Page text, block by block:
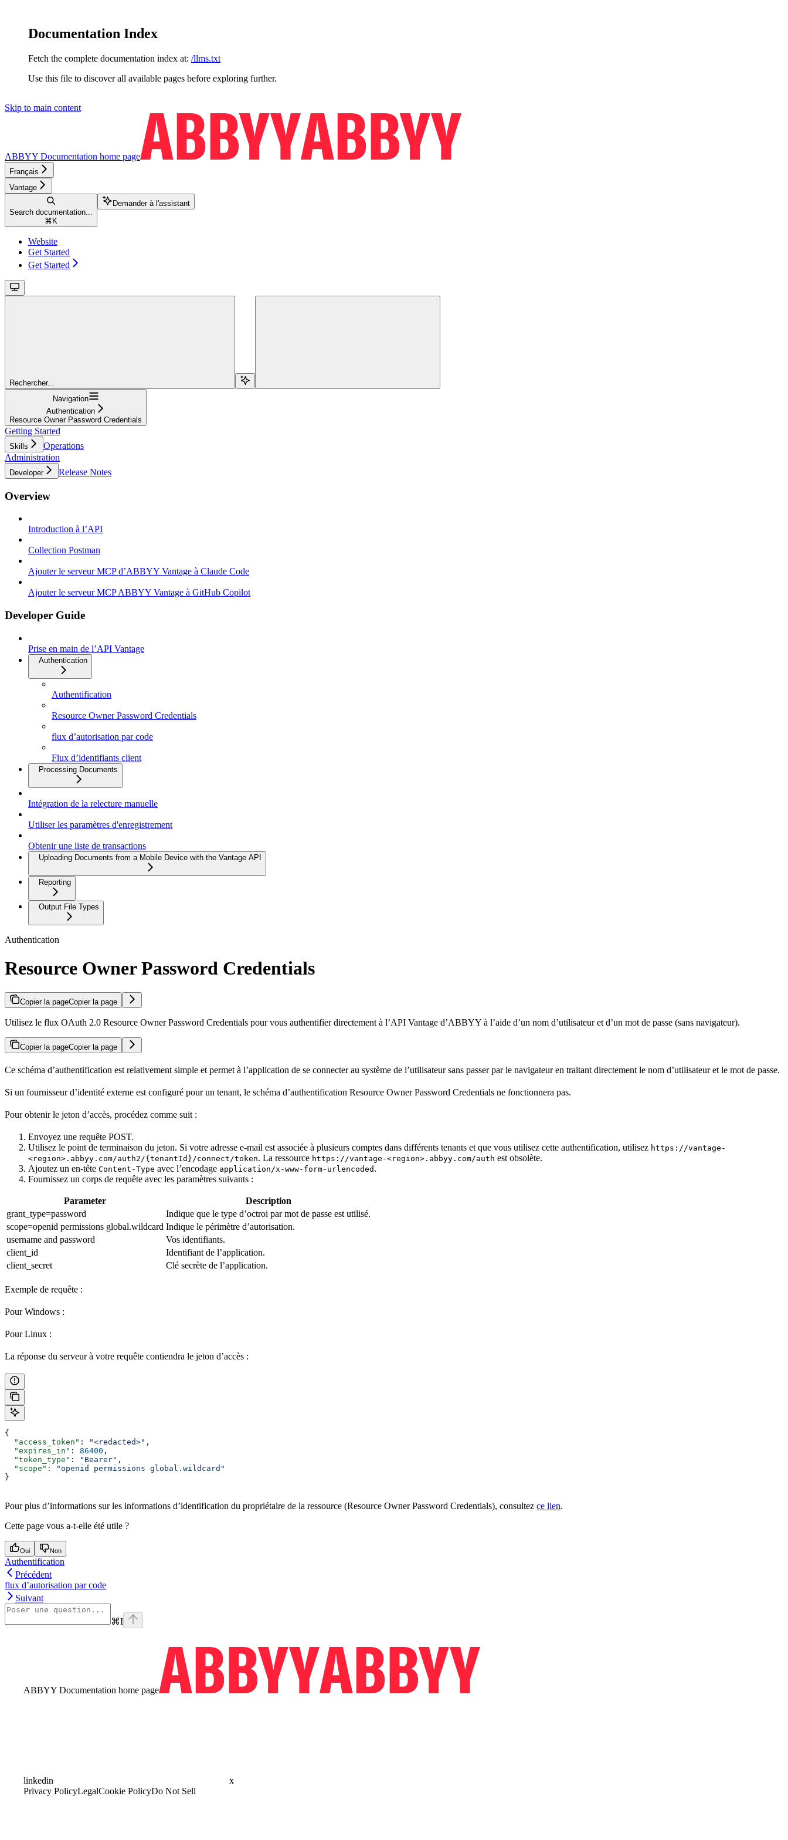
Documentation Index
Fetch the complete documentation index at: /llms.txt
Use this file to discover all available pages before exploring further.
Skip to main content
ABBYY Documentation home page
Français
Vantage
Search documentation...
⌘ K
Demander à l'assistant
Website
Get Started
Get Started
Rechercher...
Navigation
Authentication
Resource Owner Password Credentials
Getting Started
Skills
Operations
Administration
Developer Release Notes
Overview
Introduction à l’API
Collection Postman
Ajouter le serveur MCP d’ABBYY Vantage à Claude Code
Ajouter le serveur MCP ABBYY Vantage à GitHub Copilot
Developer Guide
Prise en main de l’API Vantage
Authentication
Authentification
Resource Owner Password Credentials
flux d’autorisation par code
Flux d’identifiants client
Processing Documents
Intégration de la relecture manuelle
Utiliser les paramètres d'enregistrement
Obtenir une liste de transactions
Uploading Documents from a Mobile Device with the Vantage API
Reporting
Output File Types
Authentication
Resource Owner Password Credentials
Copier la pageCopier la page
Utilisez le flux OAuth 2.0 Resource Owner Password Credentials pour vous authentifier directement à l’API Vantage d’ABBYY à l’aide d’un nom d’utilisateur et d’un mot de passe (sans navigateur).
Copier la pageCopier la page
Ce schéma d’authentification est relativement simple et permet à l’application de se connecter au système de l’utilisateur sans passer par le navigateur en traitant directement le nom d’utilisateur et le mot de passe.
Si un fournisseur d’identité externe est configuré pour un tenant, le schéma d’authentification Resource Owner Password Credentials ne fonctionnera pas.
Pour obtenir le jeton d’accès, procédez comme suit :
Envoyez une requête POST.
Utilisez le point de terminaison du jeton. Si votre adresse e‑mail est associée à plusieurs comptes dans différents tenants et que vous utilisez cette authentification, utilisez https://vantage-
<region>.abbyy.com/auth2/{tenantId}/connect/token. La ressource https://vantage-<region>.abbyy.com/auth est obsolète.
Ajoutez un en‑tête Content-Type avec l’encodage application/x-www-form-urlencoded .
Fournissez un corps de requête avec les paramètres suivants :
Parameter
Description
grant_type=password
Indique que le type d’octroi par mot de passe est utilisé.
scope=openid permissions global.wildcard Indique le périmètre d’autorisation.
username and password
Vos identifiants.
client_id
Identifiant de l’application.
client_secret
Clé secrète de l’application.
Exemple de requête :
Pour Windows :
Pour Linux :
La réponse du serveur à votre requête contiendra le jeton d’accès :
{
  "access_token"
: "<redacted>" ,
  "expires_in"
: 86400 ,
  "token_type"
: "Bearer" ,
  "scope"
:
"openid permissions global.wildcard"
}
Pour plus d’informations sur les informations d’identification du propriétaire de la ressource (Resource Owner Password Credentials), consultez ce lien.
Cette page vous a-t-elle été utile ?
Oui Non
Authentification
Précédent
flux d’autorisation par code
Suivant
⌘I
ABBYY Documentation home page
linkedin
x
Privacy PolicyLegalCookie PolicyDo Not Sell